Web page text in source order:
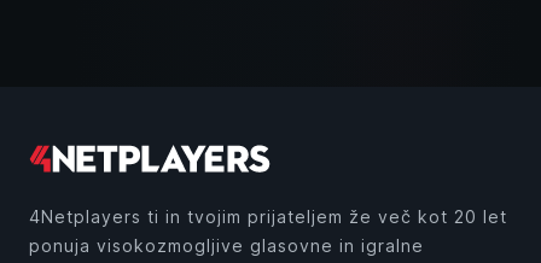
4Netplayers ti in tvojim prijateljem že več kot 20 let
ponuja visokozmogljive glasovne in igralne